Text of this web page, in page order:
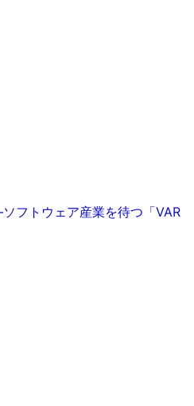
フトウェア産業を待つ「VAR